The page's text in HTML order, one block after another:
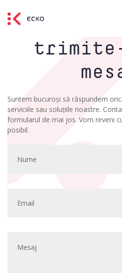
Suntem bucuroși să răspundem
serviciile sau soluțiile noastre.
formularul de mai jos. Vom reveni
posibil.